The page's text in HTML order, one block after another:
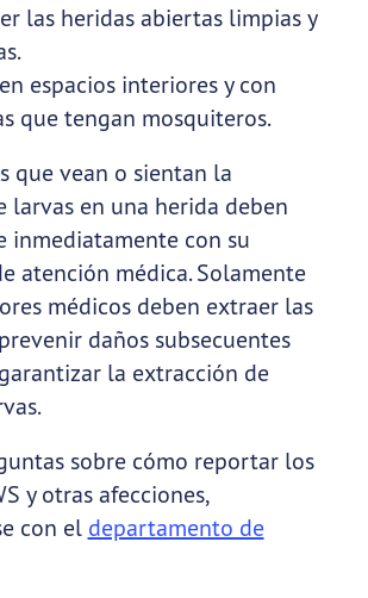
las heridas abiertas limpias y
espacios interiores y con
que tengan mosquiteros.
que vean o sientan la
larvas en una herida deben
inmediatamente con su
atención médica. Solamente
médicos deben extraer las
daños subsecuentes
la extracción de
sobre cómo reportar los
y otras afecciones,
con el departamento de